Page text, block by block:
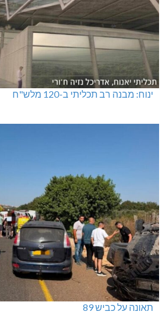
ינוח: מבנה רב תכליתי ב-120 מלש"ח
תאונה על כביש 89